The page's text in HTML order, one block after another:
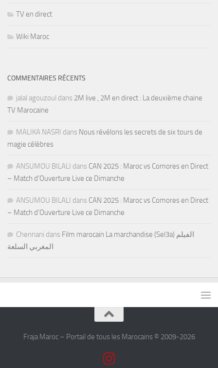
TV en direct
Wiki Maroc
COMMENTAIRES RÉCENTS
jalal agouzoul dans 2M live , 2M en direct : La deuxième chaine
TV Marocaine
MALIKA NASRI dans Nous révélons les secrets de six tours de
magie célèbres
ANSUMOU BILALI dans CAN 2025 : Maroc vs Comores en Direct
– Match d’Ouverture Live ce Dimanche
ANSUMOU BILALI dans CAN 2025 : Maroc vs Comores en Direct
– Match d’Ouverture Live ce Dimanche
Chennani dans Film marocain La marchandise (Sel3a) الفيلم
المغربي السلعة
Fraja Maroc – Portail de tous les Marocains © 2009-2026